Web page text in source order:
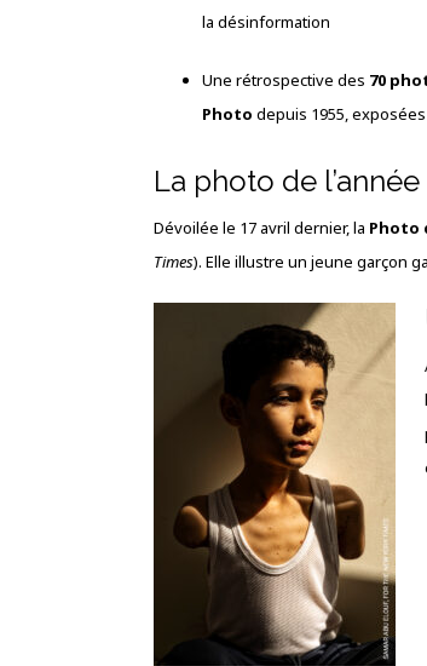
la désinformation
Une rétrospective des 70
Photo depuis 1955,
La photo de l’année
Dévoilée le 17 avril dernier, la Photo
Times). Elle illustre un jeune garçon